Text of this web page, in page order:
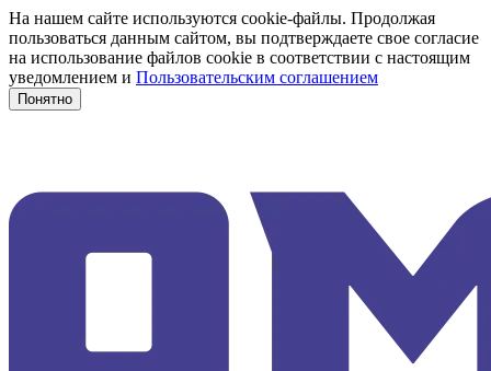
На нашем сайте используются cookie-файлы. Продолжая
пользоваться данным сайтом, вы подтверждаете свое согласие
на использование файлов cookie в соответствии с настоящим
уведомлением и Пользовательским соглашением
Понятно